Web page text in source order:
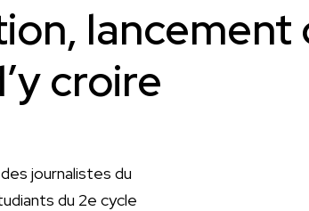
lancement
croire
journalistes du
du 2e cycle